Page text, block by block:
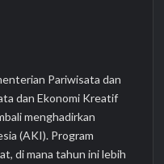
Pariwisata dan
dan Ekonomi Kreatif
menghadirkan
(AKI). Program
di mana tahun ini lebih